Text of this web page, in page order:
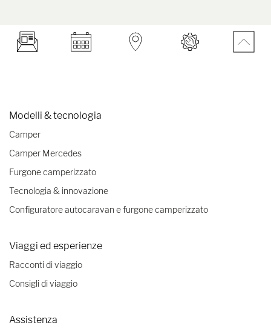
Modelli & tecnologia
Camper
Camper Mercedes
Furgone camperizzato
Tecnologia & innovazione
Configuratore autocaravan e furgone camperizzato
Viaggi ed esperienze
Racconti di viaggio
Consigli di viaggio
Assistenza